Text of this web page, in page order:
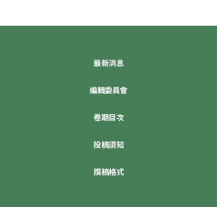
最新消息
編輯委員會
卷期目次
投稿須知
撰稿格式